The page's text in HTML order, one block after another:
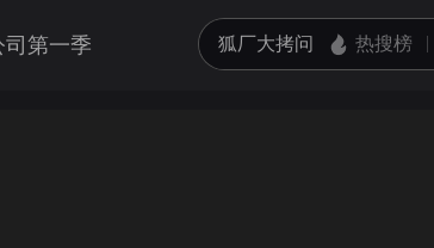
司第一季